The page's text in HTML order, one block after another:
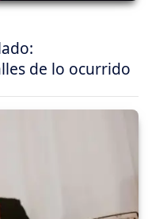
de lo ocurrido